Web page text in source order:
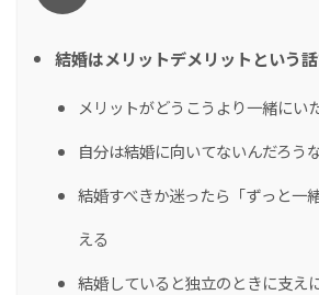
結婚はメリットデメリットという
メリットがどうこうより一緒にい
自分は結婚に向いてないんだろう
結婚すべきか迷ったら「ずっと一
える
結婚していると独立のときに支え